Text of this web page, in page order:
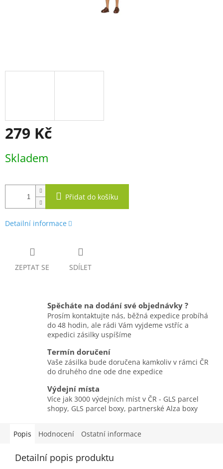
279 Kč
cena:
Skladem
Přidat do košíku
Detailní informace
ZEPTAT SE SDÍLET
Spěcháte na dodání své objednávky ?
Prosím kontaktujte nás, běžná expedice probíhá
do 48 hodin, ale rádi Vám vyjdeme vstříc a
expedici zásilky uspíšíme
Termín doručení
Vaše zásilka bude doručena kamkoliv v rámci ČR
do druhého dne ode dne expedice
Výdejní místa
Více jak 3000 výdejních míst v ČR - GLS parcel
shopy, GLS parcel boxy, partnerské Alza boxy
Popis Hodnocení Ostatní informace
Detailní popis produktu